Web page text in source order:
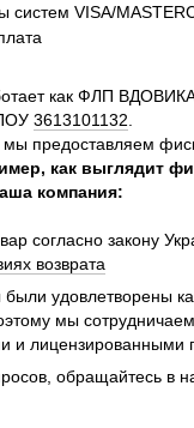
систем VISA/
как ФЛП
3613101132
мы предоставляем
как выглядит
компания:
согласно закону
возврата
удовлетворены
мы
и лицензированными
обращайтесь в